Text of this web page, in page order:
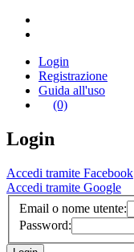
Login
Registrazione
Guida all'uso
(0)
Login
Accedi tramite Facebook
Accedi tramite Google
Email o nome utente:
Password: